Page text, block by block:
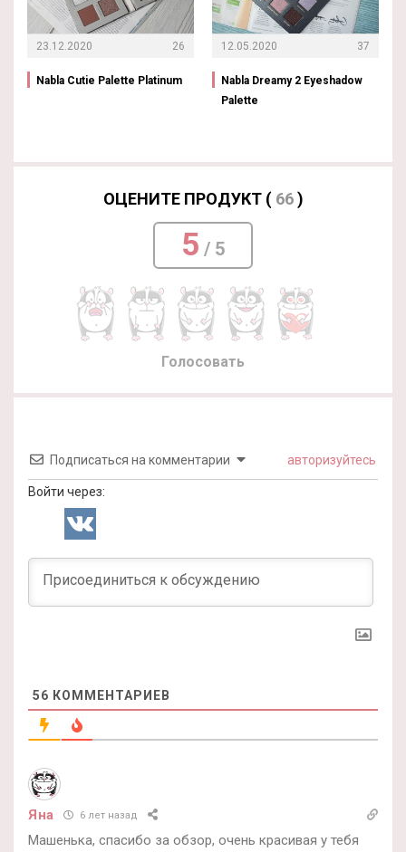
23.12.2020 26
Nabla Cutie Palette Platinum
12.05.2020 37
Nabla Dreamy 2 Eyeshadow
Palette
ОЦЕНИТЕ ПРОДУКТ ( 66)
5 / 5
Голосовать
Подписаться на комментарии авторизуйтесь
Войти через:
56 КОММЕНТАРИЕВ
Яна 6 лет назад
Машенька, спасибо за обзор, очень красивая у тебя